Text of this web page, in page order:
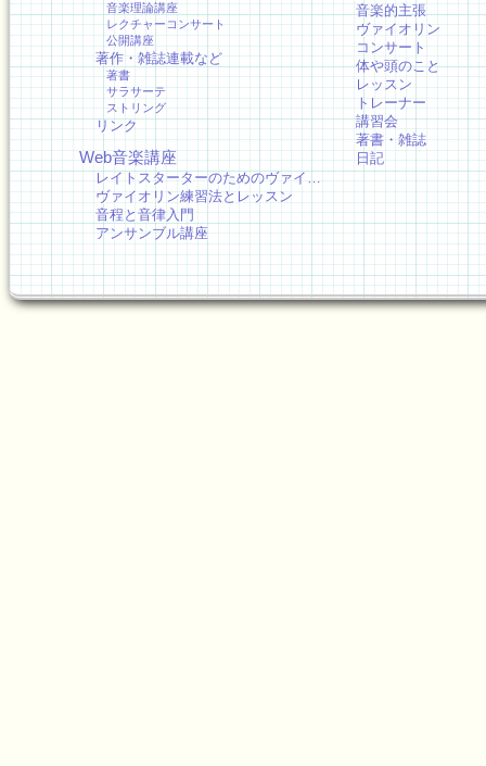
音楽理論講座
レクチャーコンサート
公開講座
著作・雑誌連載など
著書
サラサーテ
ストリング
リンク
Web音楽講座
レイトスターターのためのヴァイ…
ヴァイオリン練習法とレッスン
音程と音律入門
アンサンブル講座
音楽的主張
ヴァイオリン
コンサート
体や頭のこと
レッスン
トレーナー
講習会
著書・雑誌
日記